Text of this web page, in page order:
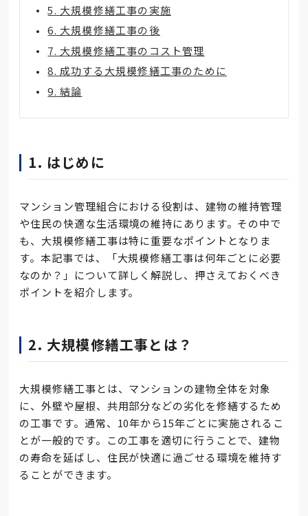
5. 大規模修繕工事の実施
6. 大規模修繕工事の後
7. 大規模修繕工事のコスト管理
8. 成功する大規模修繕工事のために
9. 結論
1. はじめに
マンション管理組合における役割は、建物の維持管理
や住民の快適な生活環境の維持にあります。その中で
も、大規模修繕工事は特に重要なポイントとなりま
す。本記事では、「大規模修繕工事は何年ごとに必要
なのか？」について詳しく解説し、押さえておくべき
ポイントを紹介します。
2. 大規模修繕工事とは？
大規模修繕工事とは、マンションの建物全体を対象
に、外壁や屋根、共用部分などの劣化を修繕するため
の工事です。通常、10年から15年ごとに実施されるこ
とが一般的です。この工事を適切に行うことで、建物
の寿命を延ばし、住民が快適に過ごせる環境を維持す
ることができます。